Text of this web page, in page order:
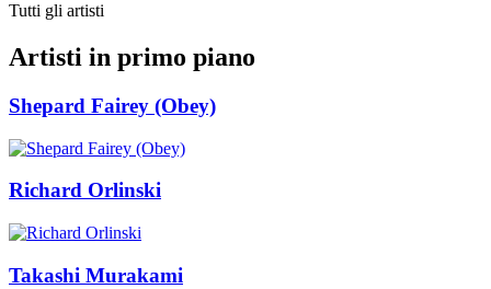
Tutti gli artisti
Artisti in primo piano
Shepard Fairey (Obey)
Richard Orlinski
Takashi Murakami